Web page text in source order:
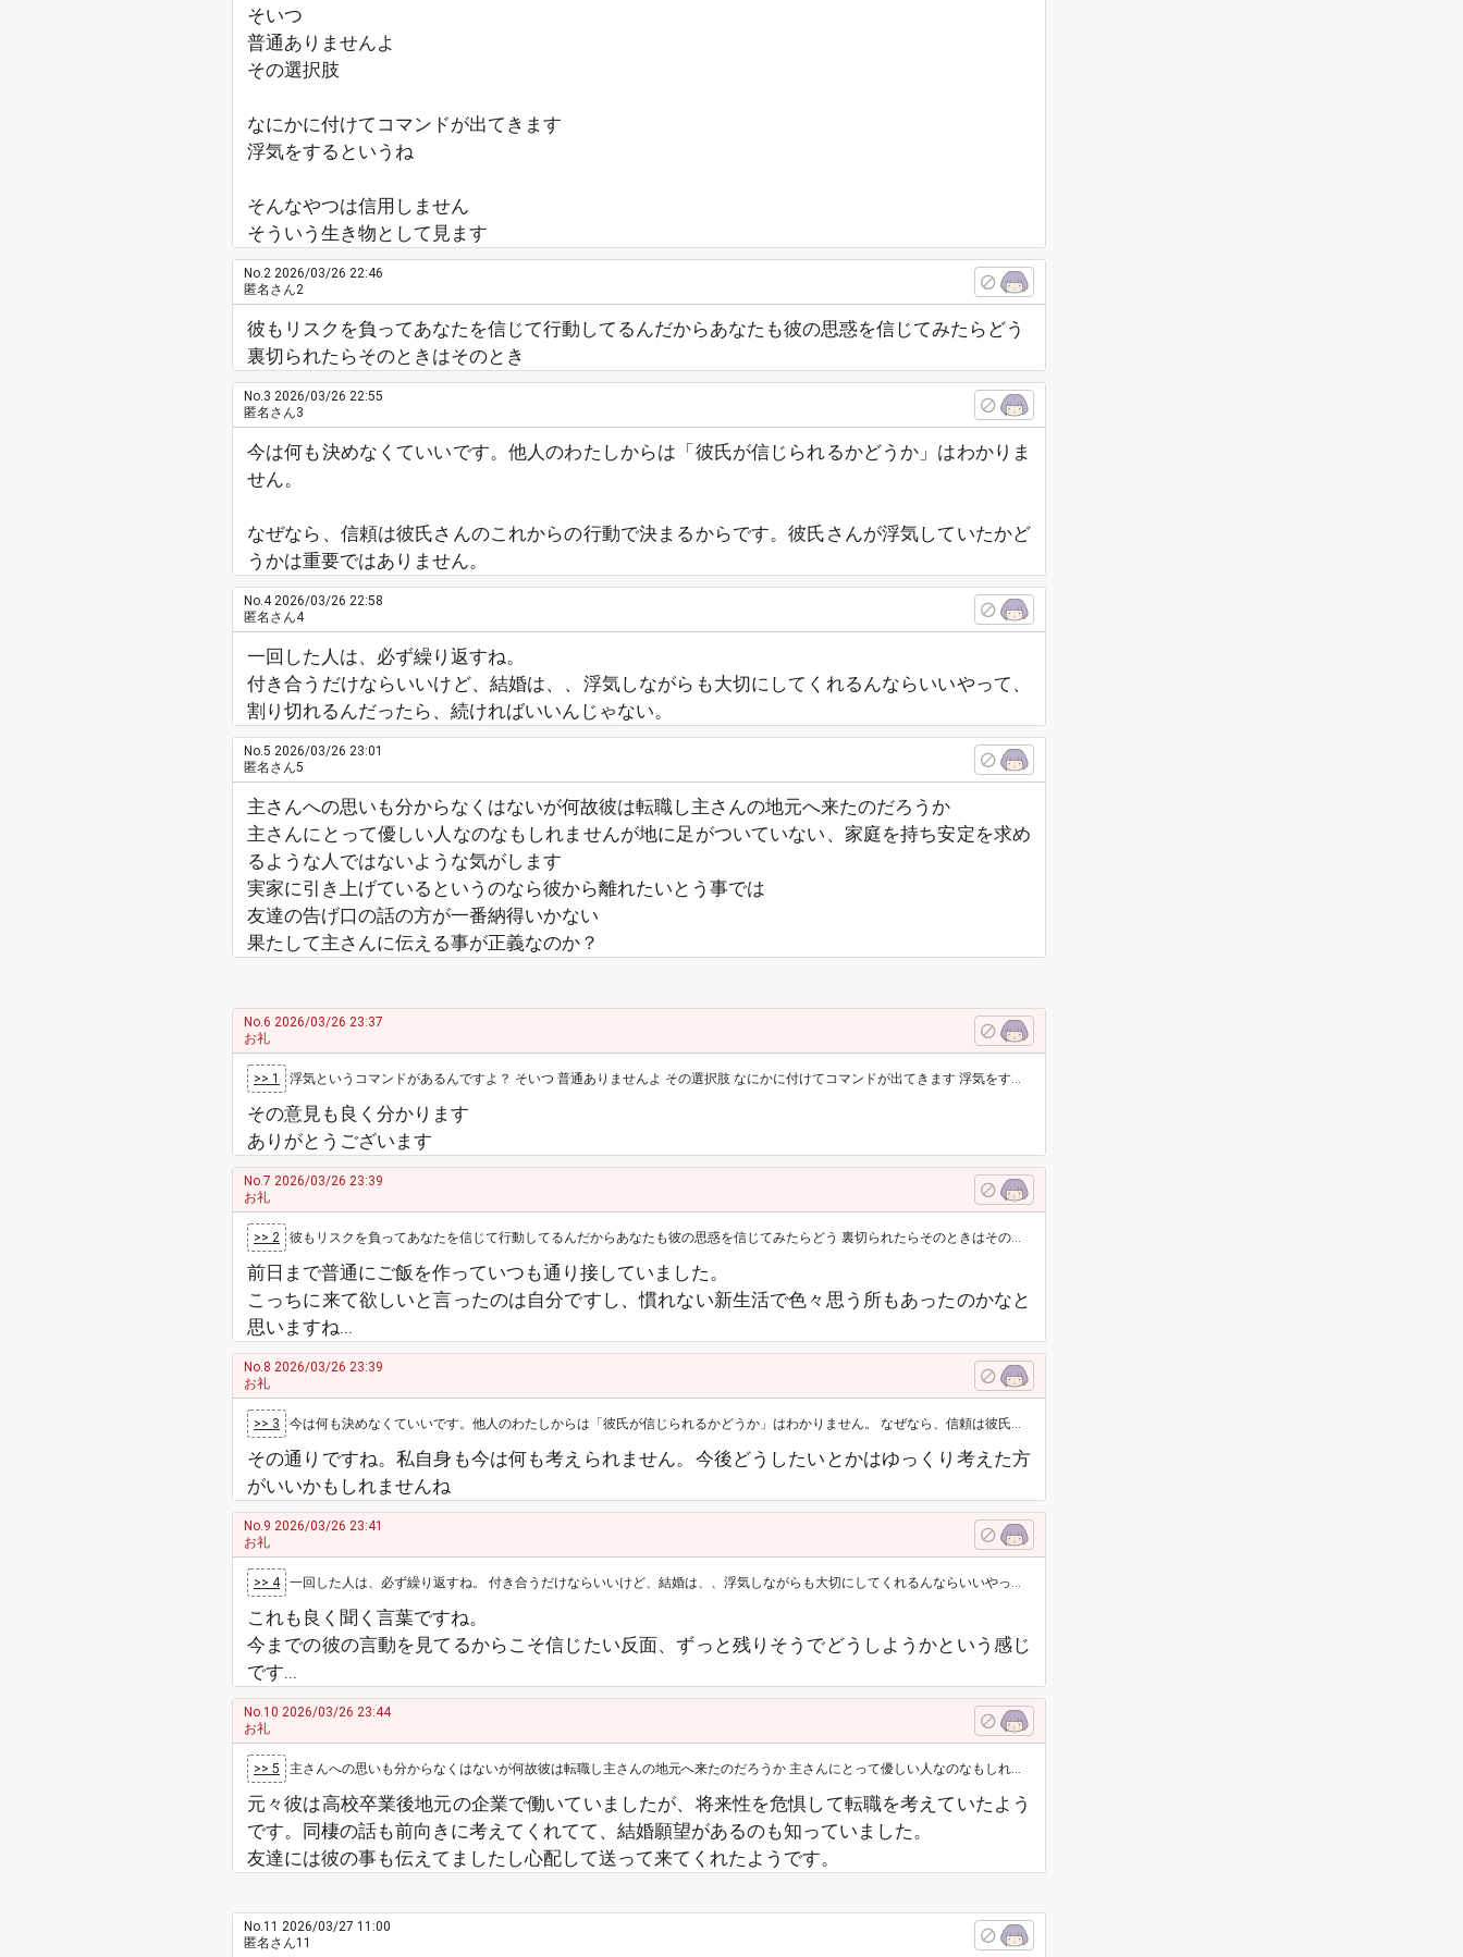
そいつ
普通ありませんよ
その選択肢
なにかに付けてコマンドが出てきます
浮気をするというね
そんなやつは信用しません
そういう生き物として見ます
No.2 2026/03/26 22:46
匿名さん2
彼もリスクを負ってあなたを信じて行動してるんだからあなたも彼の思惑を信じてみたらどう
裏切られたらそのときはそのとき
No.3 2026/03/26 22:55
匿名さん3
今は何も決めなくていいです。他人のわたしからは「彼氏が信じられるかどうか」はわかりま
せん。
なぜなら、信頼は彼氏さんのこれからの行動で決まるからです。彼氏さんが浮気していたかど
うかは重要ではありません。
No.42026/03/26 22:58
匿名さん4
一回した人は、必ず繰り返すね。
付き合うだけならいいけど、結婚は、、浮気しながらも大切にしてくれるんならいいやって、
割り切れるんだったら、続ければいいんじゃない。
No.5 2026/03/26 23:01
匿名さん5
主さんへの思いも分からなくはないが何故彼は転職し主さんの地元へ来たのだろうか
主さんにとって優しい人なのなもしれませんが地に足がついていない、家庭を持ち安定を求め
るような人ではないような気がします
実家に引き上げているというのなら彼から離れたいとう事では
友達の告げ口の話の方が一番納得いかない
果たして主さんに伝える事が正義なのか？
No.6 2026/03/26 23:37
お礼
>> 1 浮気というコマンドがあるんですよ？ そいつ 普通ありませんよ その選択肢 なにかに付けてコマンドが出てきます 浮気をするという…
その意見も良く分かります
ありがとうございます
No.7 2026/03/26 23:39
お礼
>> 2 彼もリスクを負ってあなたを信じて行動してるんだからあなたも彼の思惑を信じてみたらどう 裏切られたらそのときはそのとき
前日まで普通にご飯を作っていつも通り接していました。
こっちに来て欲しいと言ったのは自分ですし、慣れない新生活で色々思う所もあったのかなと
思いますね...
No.8 2026/03/26 23:39
お礼
>> 3 今は何も決めなくていいです。他人のわたしからは「彼氏が信じられるかどうか」はわかりません。 なぜなら、信頼は彼氏さんのこれからの行動で…
その通りですね。私自身も今は何も考えられません。今後どうしたいとかはゆっくり考えた方
がいいかもしれませんね
No.9 2026/03/26 23:41
お礼
>> 4 一回した人は、必ず繰り返すね。 付き合うだけならいいけど、結婚は、、浮気しながらも大切にしてくれるんならいいやって、割り切れるんだったら、…
これも良く聞く言葉ですね。
今までの彼の言動を見てるからこそ信じたい反面、ずっと残りそうでどうしようかという感じ
です...
No.10 2026/03/26 23:44
お礼
>> 5 主さんへの思いも分からなくはないが何故彼は転職し主さんの地元へ来たのだろうか 主さんにとって優しい人なのなもしれませんが地に足がついていな…
元々彼は高校卒業後地元の企業で働いていましたが、将来性を危惧して転職を考えていたよう
です。同棲の話も前向きに考えてくれてて、結婚願望があるのも知っていました。
友達には彼の事も伝えてましたし心配して送って来てくれたようです。
No.11 2026/03/27 11:00
匿名さん11